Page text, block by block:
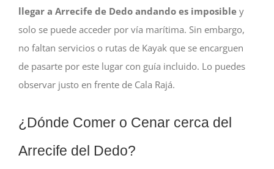
llegar a Arrecife de Dedo andando es imposible y
solo se puede acceder por vía marítima. Sin embargo,
no faltan servicios o rutas de Kayak que se encarguen
de pasarte por este lugar con guía incluido. Lo puedes
observar justo en frente de Cala Rajá.
¿Dónde Comer o Cenar cerca del
Arrecife del Dedo?